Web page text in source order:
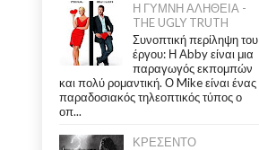
Η ΓΥΜΝΗ ΑΛΗΘΕΙΑ -
THE UGLY TRUTH
Συνοπτική περίληψη του
έργου: Η Abby είναι μια
παραγωγός εκπομπών
και πολύ ρομαντική. Ο Mike είναι ένας
παραδοσιακός τηλεοπτικός τύπος ο
οπ...
ΚΡΕΣΕΝΤΟ